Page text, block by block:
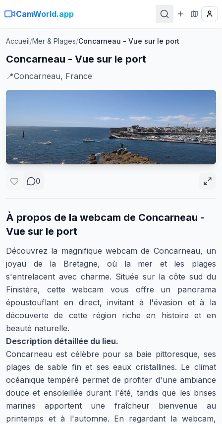
CamWorld.app
Accueil/Mer & Plages/Concarneau - Vue sur le port
Concarneau - Vue sur le port
📍Concarneau, France
0
À propos de la webcam de Concarneau -
Vue sur le port
Découvrez la magnifique webcam de Concarneau, un
joyau de la Bretagne, où la mer et les plages
s'entrelacent avec charme. Située sur la côte sud du
Finistère, cette webcam vous offre un panorama
époustouflant en direct, invitant à l'évasion et à la
découverte de cette région riche en histoire et en
beauté naturelle.
Description détaillée du lieu.
Concarneau est célèbre pour sa baie pittoresque, ses
plages de sable fin et ses eaux cristallines. Le climat
océanique tempéré permet de profiter d'une ambiance
douce et ensoleillée durant l'été, tandis que les brises
marines apportent une fraîcheur bienvenue au
printemps et à l'automne. En regardant la webcam,